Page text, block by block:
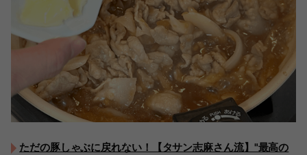
ただの豚しゃぶに戻れない！【タサン志麻さん流】"最高の